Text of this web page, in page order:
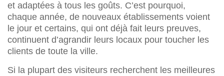
et adaptées à tous les goûts. C’est pourquoi,
chaque année, de nouveaux établissements voient
le jour et certains, qui ont déjà fait leurs preuves,
continuent d’agrandir leurs locaux pour toucher les
clients de toute la ville.
Si la plupart des visiteurs recherchent les meilleures